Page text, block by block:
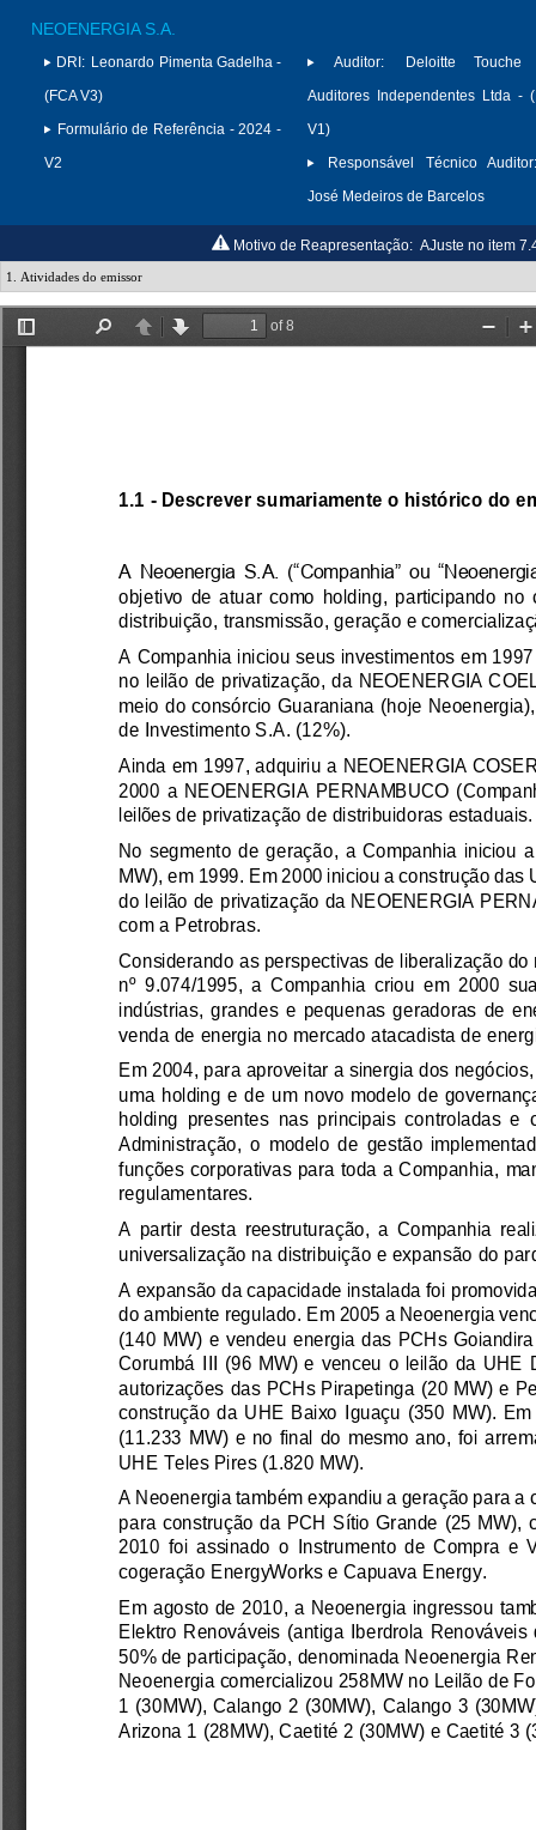
NEOENERGIA S.A.
DRI: Leonardo Pimenta Gadelha -
(FCA V3)
Formulário de Referência - 2024 -
V2
Auditor:
Deloitte Touche
Auditores Independentes Ltda -
V1)
Responsável Técnico
José Medeiros de Barcelos
Motivo de Reapresentação: AJuste no item